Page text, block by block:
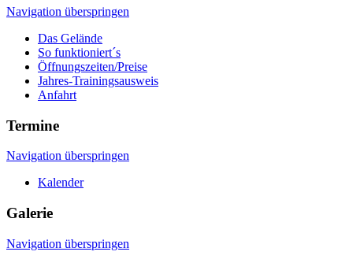
Navigation überspringen
Das Gelände
So funktioniert´s
Öffnungszeiten/Preise
Jahres-Trainingsausweis
Anfahrt
Termine
Navigation überspringen
Kalender
Galerie
Navigation überspringen